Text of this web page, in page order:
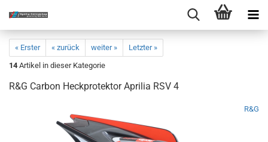
« Erster « zurück weiter »
Letzter »
14 Artikel in dieser Kategorie
R&G Carbon Heckprotektor Aprilia RSV 4
R&G